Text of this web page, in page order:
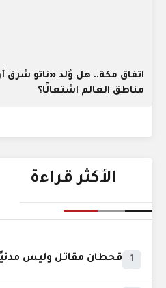
اتفاق مكة.. هل وُلد «ناتو
مناطق العالم اشتعالًا؟
الأكثر قراءة
1 قحطان مقاتل وليس مدنيًا